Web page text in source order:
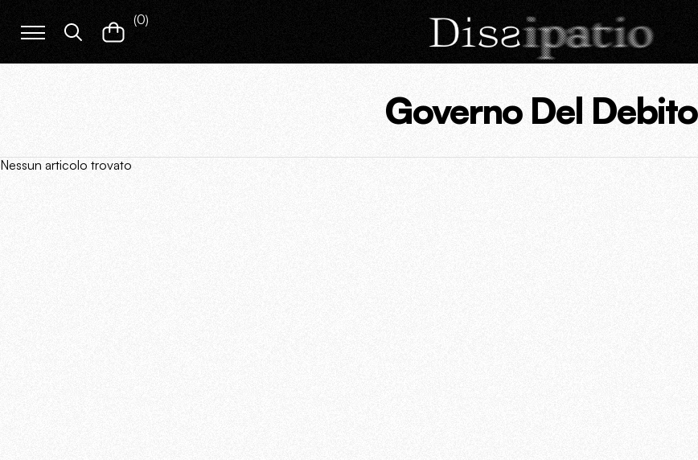
(0)
Governo Del Debito
Nessun articolo trovato